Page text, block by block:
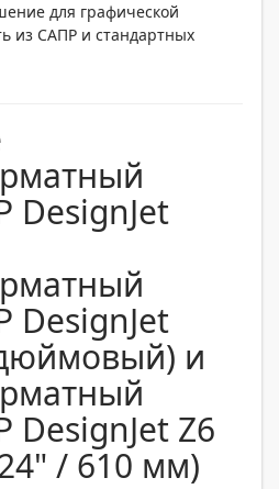
для графической
из САПР и стандартных
DesignJet
DesignJet
и
DesignJet Z6
/ 610 мм)